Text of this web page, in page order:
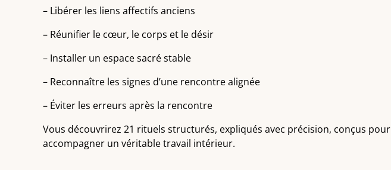
– Libérer les liens affectifs anciens
– Réunifier le cœur, le corps et le désir
– Installer un espace sacré stable
– Reconnaître les signes d’une rencontre alignée
– Éviter les erreurs après la rencontre
Vous découvrirez 21 rituels structurés, expliqués avec précision, conçus pour
accompagner un véritable travail intérieur.